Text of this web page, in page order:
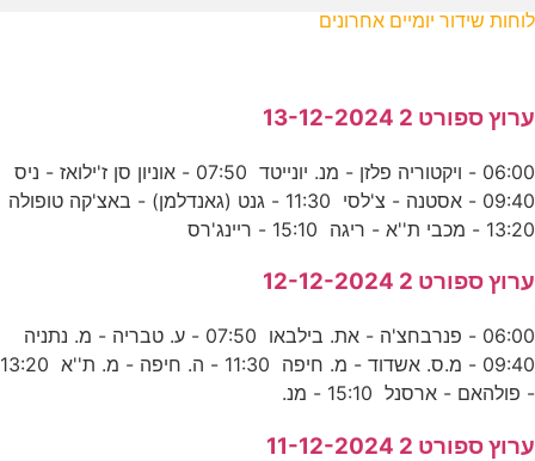
לוחות שידור יומיים אחרונים
ערוץ ספורט 2 13-12-2024
06:00 - ויקטוריה פלזן - מנ. יונייטד 07:50 - אוניון סן ז'ילואז - ניס
09:40 - אסטנה - צ'לסי 11:30 - גנט (גאנדלמן) - באצ'קה טופולה
13:20 - מכבי ת''א - ריגה 15:10 - ריינג'רס
ערוץ ספורט 2 12-12-2024
06:00 - פנרבחצ'ה - את. בילבאו 07:50 - ע. טבריה - מ. נתניה
09:40 - מ.ס. אשדוד - מ. חיפה 11:30 - ה. חיפה - מ. ת''א 13:20
- פולהאם - ארסנל 15:10 - מנ.
ערוץ ספורט 2 11-12-2024